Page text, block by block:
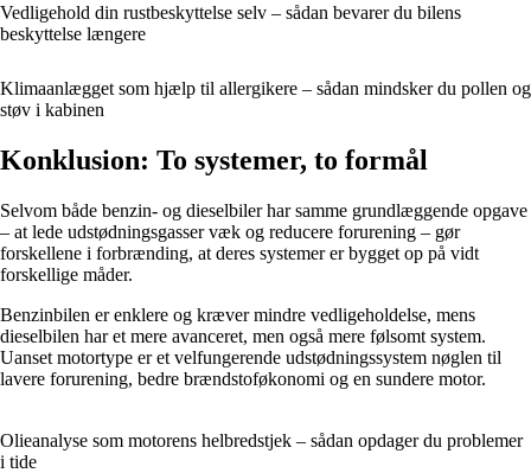
Vedligehold din rustbeskyttelse selv – sådan bevarer du bilens
beskyttelse længere
Klimaanlægget som hjælp til allergikere – sådan mindsker du pollen og
støv i kabinen
Konklusion: To systemer, to formål
Selvom både benzin- og dieselbiler har samme grundlæggende opgave
– at lede udstødningsgasser væk og reducere forurening – gør
forskellene i forbrænding, at deres systemer er bygget op på vidt
forskellige måder.
Benzinbilen er enklere og kræver mindre vedligeholdelse, mens
dieselbilen har et mere avanceret, men også mere følsomt system.
Uanset motortype er et velfungerende udstødningssystem nøglen til
lavere forurening, bedre brændstoføkonomi og en sundere motor.
Olieanalyse som motorens helbredstjek – sådan opdager du problemer
i tide